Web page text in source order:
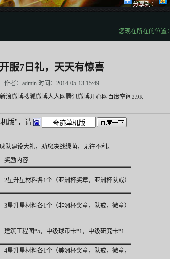
分享到：
您现在所在的位置：
开服7日礼，天天有惊喜
作者：admin 时间：2014-05-13 15:49
新浪微博搜狐微博人人网腾讯微博开心网 百度空间 2.9K
版"，请
建设大礼，助您决战绿荫，无往不利。
奖励内容
2星升星材料各1个（亚洲杯奖章，亚洲杯队戒）
3星升星材料各1个（非洲杯奖章，队戒，徽章）
建筑工程图*5，中级球币卡*1，中级研究卡*1
4星升星材料各1个（美洲杯奖章，队戒，徽章，